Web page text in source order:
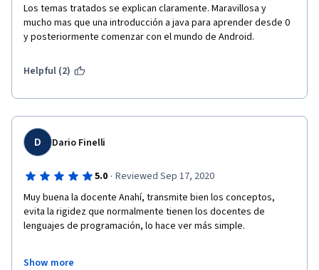
Los temas tratados se explican claramente. Maravillosa y
mucho mas que una introducción a java para aprender desde 0
y posteriormente comenzar con el mundo de Android.
Helpful (2)
D Dario Finelli
5.0 · Reviewed Sep 17, 2020
Muy buena la docente Anahí, transmite bien los conceptos,
evita la rigidez que normalmente tienen los docentes de
lenguajes de programación, lo hace ver más simple.
Show more